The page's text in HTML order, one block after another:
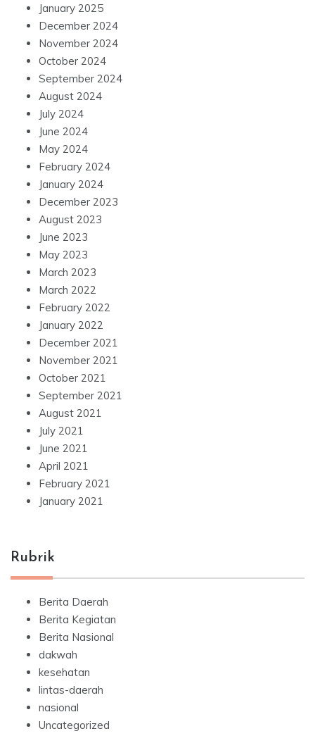
January 2025
December 2024
November 2024
October 2024
September 2024
August 2024
July 2024
June 2024
May 2024
February 2024
January 2024
December 2023
August 2023
June 2023
May 2023
March 2023
March 2022
February 2022
January 2022
December 2021
November 2021
October 2021
September 2021
August 2021
July 2021
June 2021
April 2021
February 2021
January 2021
Rubrik
Berita Daerah
Berita Kegiatan
Berita Nasional
dakwah
kesehatan
lintas-daerah
nasional
Uncategorized